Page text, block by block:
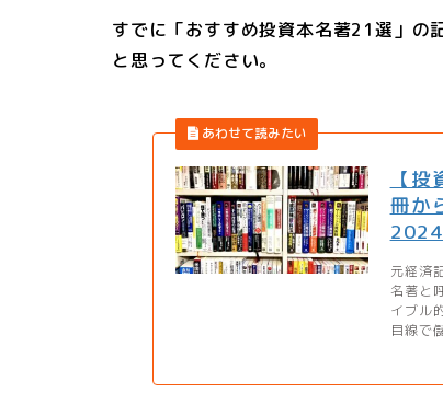
すでに「おすすめ投資本名著21選」の
と思ってください。
【
冊か
2024
元経済
名著と
イブル
目線で